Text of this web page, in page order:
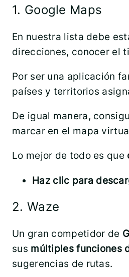
1. Google Maps
En nuestra lista debe
direcciones, conocer el
Por ser una aplicación
países y territorios
De igual manera,
marcar en el mapa
Lo mejor de todo es que
Haz clic para
2. Waze
Un gran competidor de
sus múltiples funciones
sugerencias de rutas.